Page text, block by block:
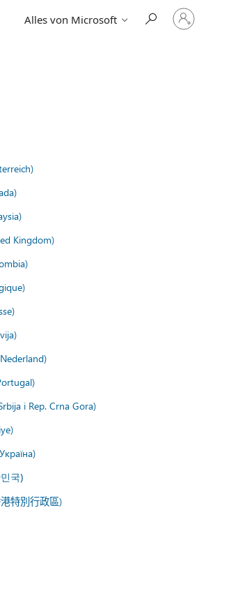
Alles von Microsoft
Bei
Ihrem
Konto
Kingdom)
i Rep. Crna Gora)
국)
特別行政區)